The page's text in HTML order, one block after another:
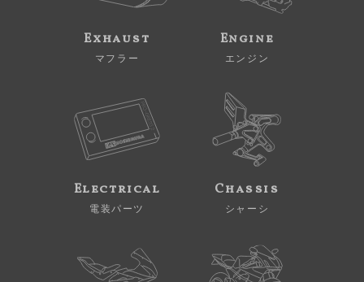
(1) お客様の同意が得られている場合。
社の必要かつ適切な監督のもと、業務を外部業者
に委託する場合。
を求められた場合。
4. 当社は、お客様からご提供いただいたお客様
ご本人に関する個人情報の開示・訂正・削除など
の要請があった場合は、速やかに対応させていた
だきます。
ともに、法令等の変更に合わせてプライバシーポ
リシーを見直し、改善していきます。
Exhaust
マフラー
Engine
エンジン
Electrical
電装パーツ
Chassis
シャーシ